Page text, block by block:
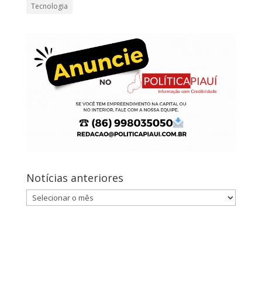
Tecnologia
Notícias anteriores
Notícias
anteriores